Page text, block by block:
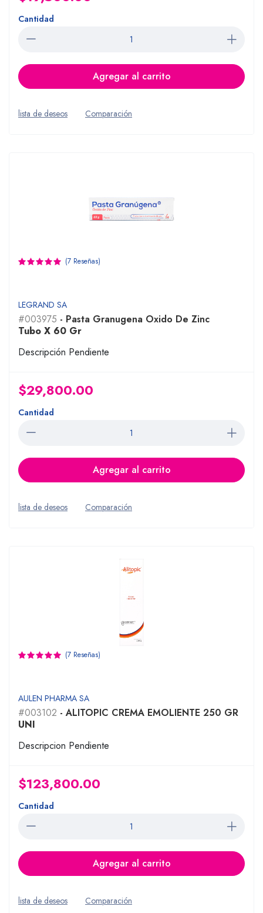
Cantidad
Agregar al carrito
lista de deseos Comparación
(7 Reseñas)
LEGRAND SA
#003975 - Pasta Granugena Oxido De Zinc
Tubo X 60 Gr
Descripción Pendiente
$29,800.00
Cantidad
Agregar al carrito
lista de deseos Comparación
(7 Reseñas)
AULEN PHARMA SA
#003102 - ALITOPIC CREMA EMOLIENTE 250 GR
UNI
Descripcion Pendiente
$123,800.00
Cantidad
Agregar al carrito
lista de deseos Comparación